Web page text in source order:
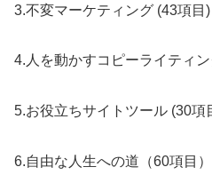
3.不変マーケティング (43項目)
4.人を動かすコピーライティ
5.お役立ちサイトツール (30項
6.自由な人生への道（60項目）